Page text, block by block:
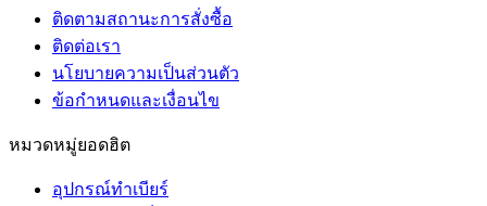
ติดตามสถานะการสั่งซื้อ
ติดต่อเรา
นโยบายความเป็นส่วนตัว
ข้อกำหนดและเงื่อนไข
หมวดหมู่ยอดฮิต
อุปกรณ์ทำเบียร์